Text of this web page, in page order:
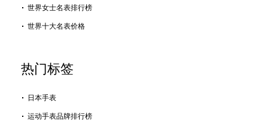
世界女士名表排行榜
世界十大名表价格
热门标签
日本手表
运动手表品牌排行榜